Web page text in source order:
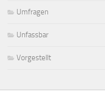
Umfragen
Unfassbar
Vorgestellt